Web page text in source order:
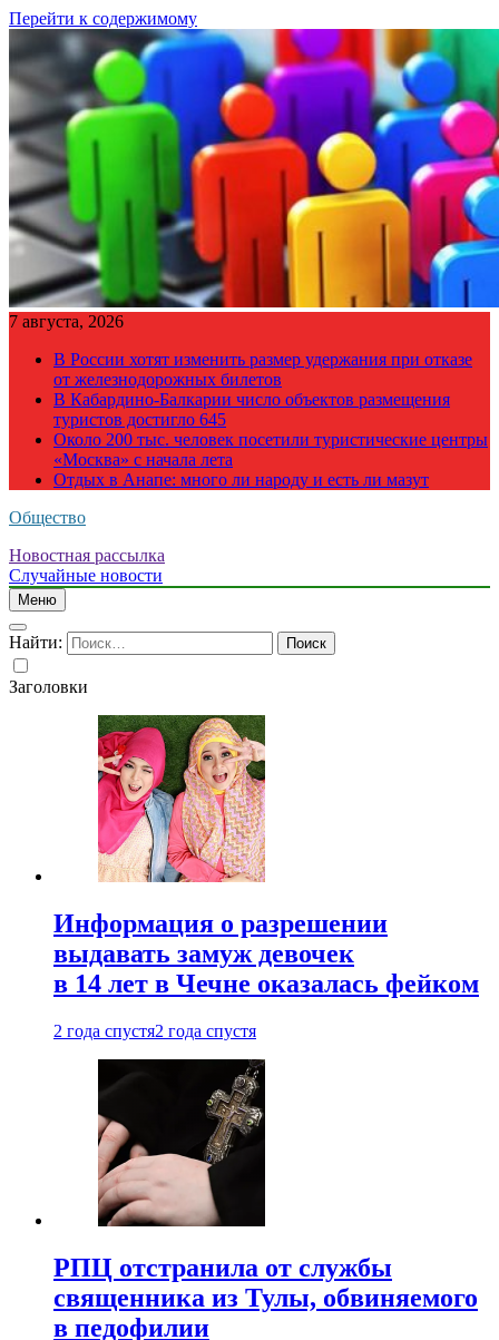
Перейти к содержимому
7 августа, 2026
В России хотят изменить размер удержания при отказе
от железнодорожных билетов
В Кабардино-Балкарии число объектов размещения
туристов достигло 645
Около 200 тыс. человек посетили туристические центры
«Москва» с начала лета
Отдых в Анапе: много ли народу и есть ли мазут
Общество
Новостная рассылка
Случайные новости
Меню
Найти:
Заголовки
Информация о разрешении
выдавать замуж девочек
в 14 лет в Чечне оказалась фейком
2 года спустя2 года спустя
РПЦ отстранила от службы
священника из Тулы, обвиняемого
в педофилии